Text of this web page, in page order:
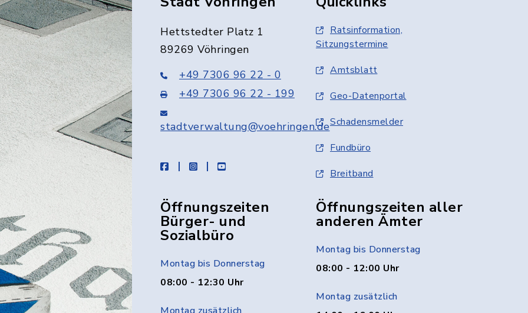
Hettstedter Platz 1
89269 Vöhringen
+49 7306 96 22 - 0
+49 7306 96 22 - 199
stadtverwaltung@voehringen.de
facebookinstagramyoutube
Ratsinformation,
Sitzungstermine
Amtsblatt
Geo-Datenportal
Schadensmelder
Fundbüro
Breitband
Öffnungszeiten
Bürger- und
Sozialbüro
Montag bis Donnerstag
08:00 - 12:30 Uhr
Öffnungszeiten aller
anderen Ämter
Montag bis Donnerstag
08:00 - 12:00 Uhr
Montag zusätzlich